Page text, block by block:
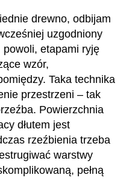
drewno, odbijam
uzgodniony
etapami ryję
wzór,
Taka technika
przestrzeni – tak
Powierzchnia
dłutem jest
rzeźbienia trzeba
warstwy
pełną